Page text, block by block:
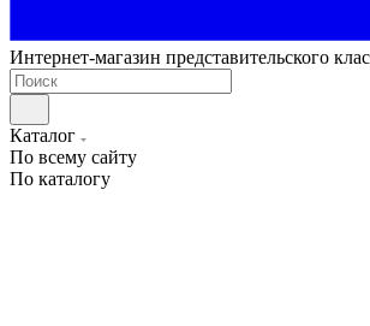
Интернет-магазин представительского
Каталог
По всему сайту
По каталогу